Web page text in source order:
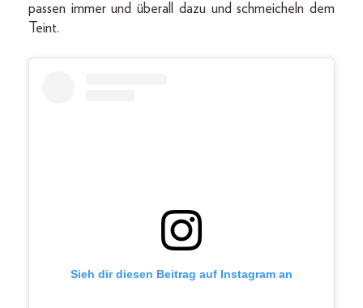
passen immer und überall dazu und schmeicheln dem
Teint.
Sieh dir diesen Beitrag auf Instagram an